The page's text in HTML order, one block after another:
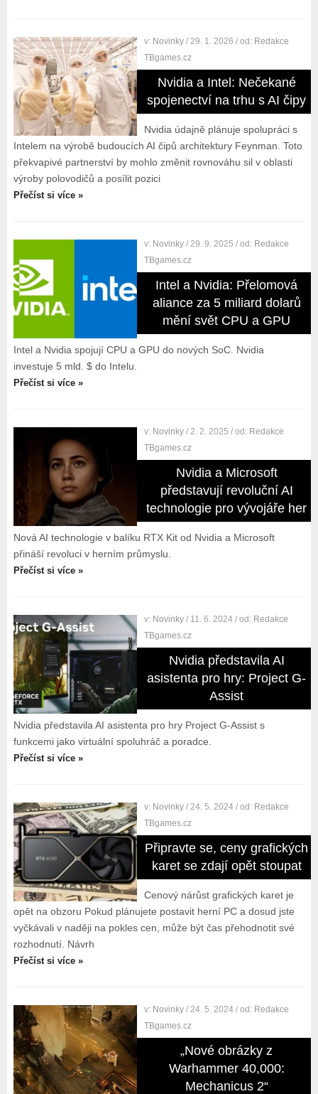
v: Novinky / 29. 1. 2026 / od: Redakce
TBgames.cz
Nvidia a Intel: Nečekané
spojenectví na trhu s AI čipy
Nvidia údajně plánuje spolupráci s
Intelem na výrobě budoucích AI čipů architektury Feynman. Toto
překvapivé partnerství by mohlo změnit rovnováhu sil v oblasti
výroby polovodičů a posílit pozici
Přečíst si více »
v: Novinky / 29. 9. 2025 / od: Redakce
TBgames.cz
Intel a Nvidia: Přelomová
aliance za 5 miliard dolarů
mění svět CPU a GPU
Intel a Nvidia spojují CPU a GPU do nových SoC. Nvidia
investuje 5 mld. $ do Intelu.
Přečíst si více »
v: Novinky / 2. 2. 2025 / od: Redakce
TBgames.cz
Nvidia a Microsoft
představují revoluční AI
technologie pro vývojáře her
Nová AI technologie v balíku RTX Kit od Nvidia a Microsoft
přináší revoluci v herním průmyslu.
Přečíst si více »
v: Novinky / 11. 6. 2024 / od: Redakce
TBgames.cz
Nvidia představila AI
asistenta pro hry: Project G-
Assist
Nvidia představila AI asistenta pro hry Project G-Assist s
funkcemi jako virtuální spoluhráč a poradce.
Přečíst si více »
v: Novinky / 24. 5. 2024 / od: Redakce
TBgames.cz
Připravte se, ceny grafických
karet se zdají opět stoupat
Cenový nárůst grafických karet je
opět na obzoru Pokud plánujete postavit herní PC a dosud jste
vyčkávali v naději na pokles cen, může být čas přehodnotit své
rozhodnutí. Návrh
Přečíst si více »
v: Novinky / 24. 5. 2024 / od: Redakce
TBgames.cz
„Nové obrázky z
Warhammer 40,000:
Mechanicus 2“